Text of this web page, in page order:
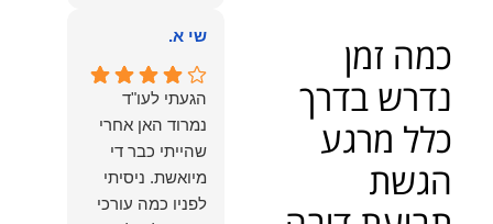
כמה זמן
נדרש בדרך
כלל מרגע
הגשת
משרד עורכי דין
ונוטריון
יהודה, תודה
שמחנו מאוד
לשמוע שהייעוץ
עזר לך ושהיית
מרוצה.
מבחינתנו הוגנות
ומקצועיות הן
שי א.
הגעתי לעו"ד
נמרוד האן אחרי
שהייתי כבר די
מיואשת. ניסיתי
לפניו כמה עורכי